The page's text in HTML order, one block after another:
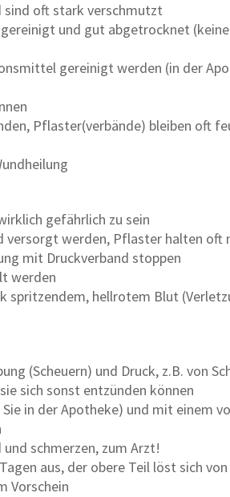
sind oft stark verschmutzt
und gut abgetrocknet (keine
gereinigt werden (in der
Pflaster(verbände) bleiben oft
gefährlich zu sein
versorgt werden, Pflaster halten oft
mit Druckverband stoppen
werden
spritzendem, hellrotem Blut
(Scheuern) und Druck, z.B. von
sich sonst entzünden können
in der Apotheke) und mit einem
schmerzen, zum Arzt!
aus, der obere Teil löst sich
Vorschein